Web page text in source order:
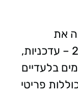
את
הקולקציות החדשות לקיץ 2025 – עדכניות,
בלעדיים
פריטי